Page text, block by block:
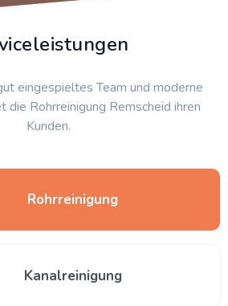
eingespieltes Team und moderne
die Rohrreinigung Remscheid ihren
Kunden.
Rohrreinigung
Kanalreinigung